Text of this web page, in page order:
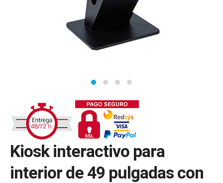
Kiosk interactivo para
interior de 49 pulgadas con